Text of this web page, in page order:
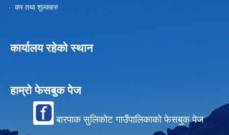
कर तथा शुल्कहरु
कार्यालय रहेको स्थान
हाम्रो फेसबुक पेज
बारपाक सुलिकोट गाउँपालिकाको फेसबुक पेज